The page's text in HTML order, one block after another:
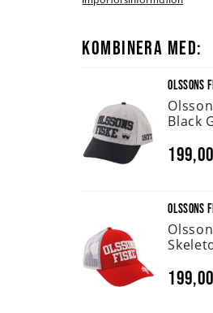
KOMBINERA MED:
OLSSONS
Black
OLSSONS